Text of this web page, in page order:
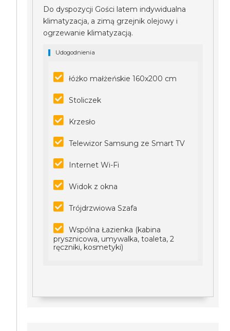
Do dyspozycji Gości latem indywidualna
klimatyzacja, a zimą grzejnik olejowy i
ogrzewanie klimatyzacją.
Udogodnienia
łóżko małżeńskie 160x200 cm
Stoliczek
Krzesło
Telewizor Samsung ze Smart TV
Internet Wi-Fi
Widok z okna
Trójdrzwiowa Szafa
Wspólna Łazienka (kabina
prysznicowa, umywalka, toaleta, 2
ręczniki, kosmetyki)